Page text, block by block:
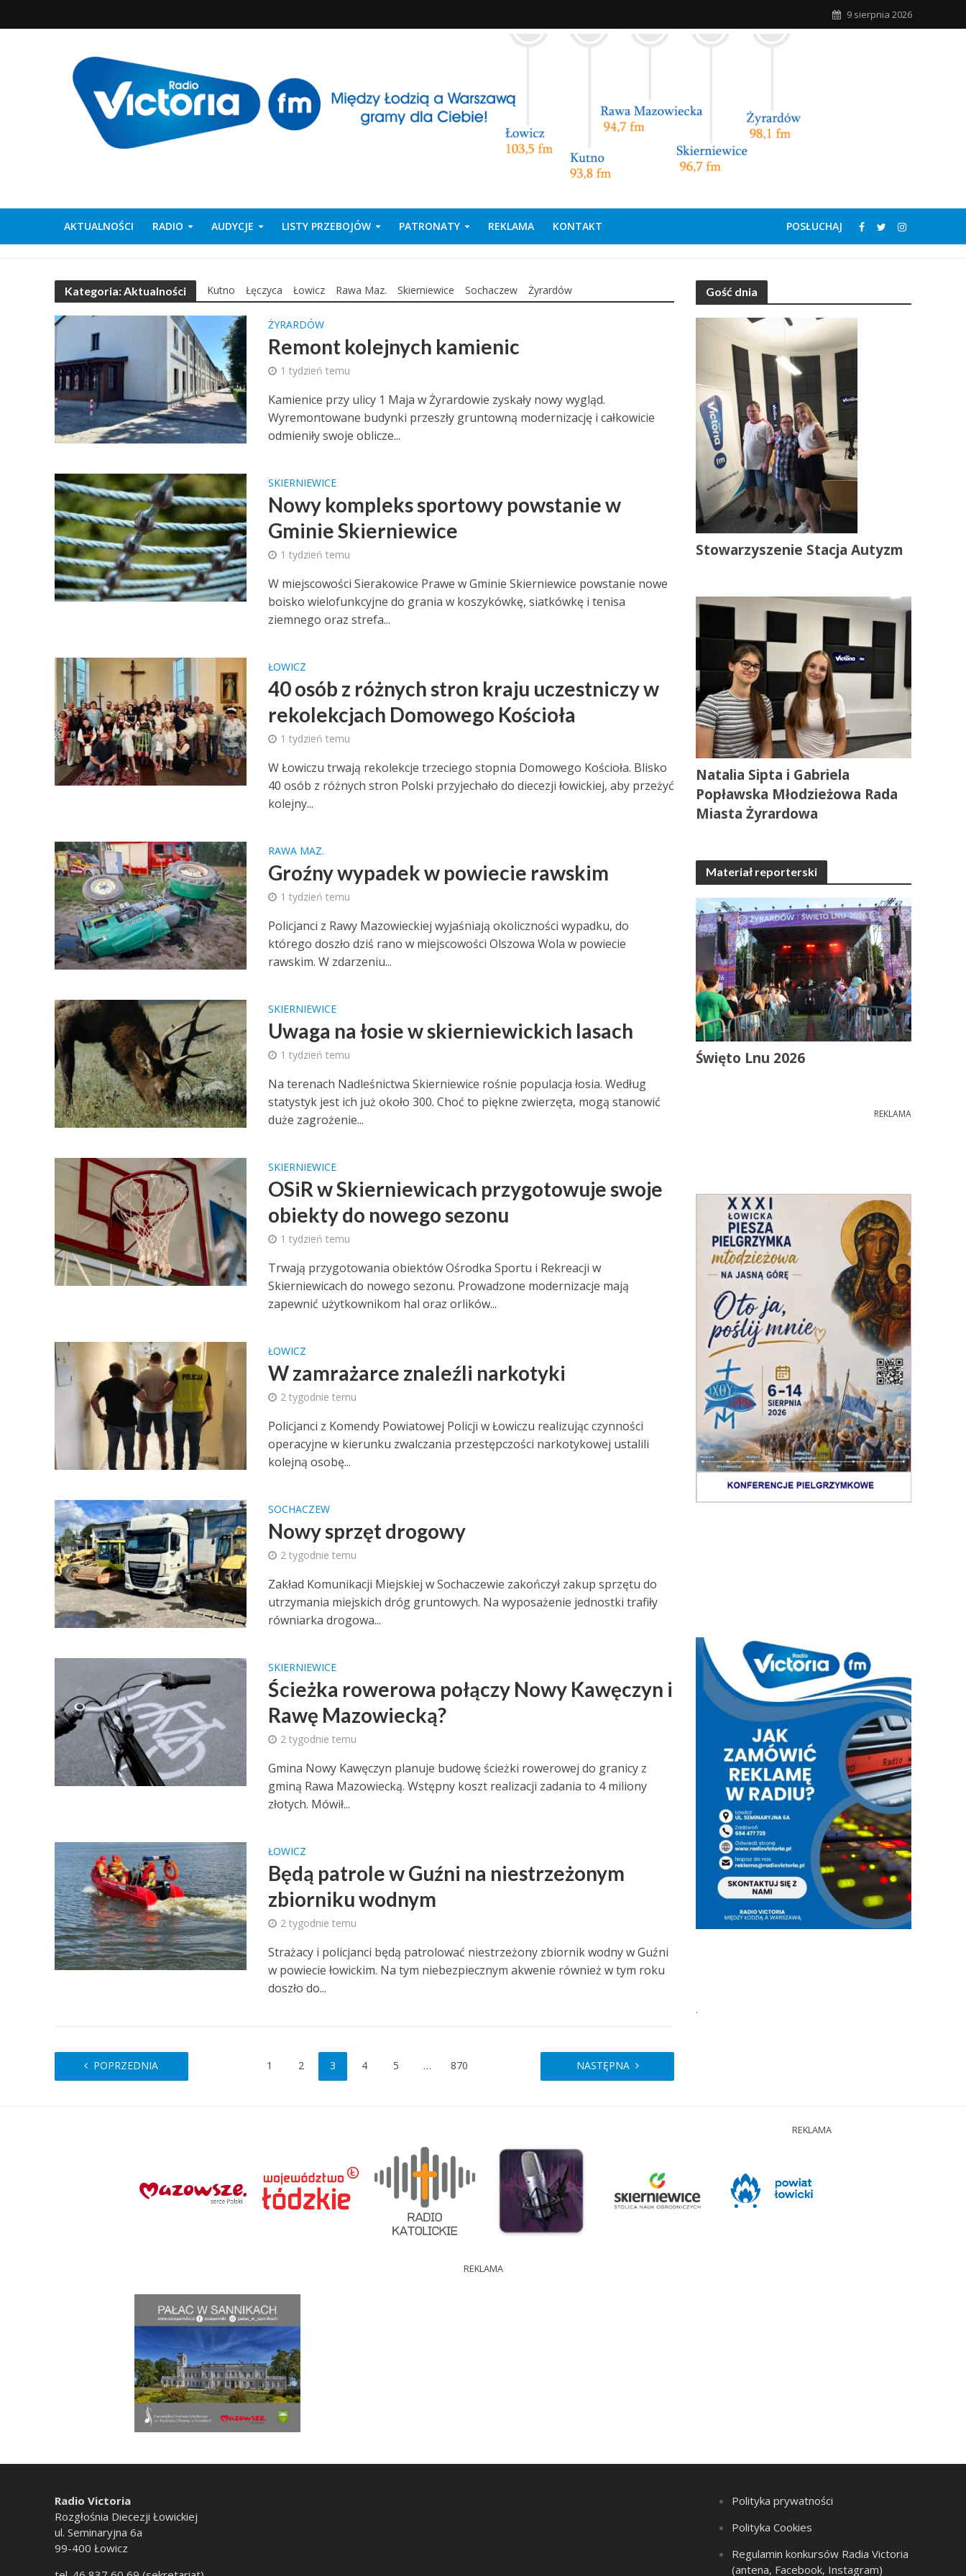
9 sierpnia 2026
AKTUALNOŚCI RADIO AUDYCJE LISTY PRZEBOJÓW PATRONATY REKLAMA KONTAKT POSŁUCHAJ
Kategoria: Aktualności Kutno Łęczyca Łowicz Rawa Maz. Skierniewice Sochaczew Żyrardów
ŻYRARDÓW
Remont kolejnych kamienic
1 tydzień temu
Kamienice przy ulicy 1 Maja w Żyrardowie zyskały nowy wygląd.
Wyremontowane budynki przeszły gruntowną modernizację i całkowicie
odmieniły swoje oblicze...
SKIERNIEWICE
Nowy kompleks sportowy powstanie w
Gminie Skierniewice
1 tydzień temu
W miejscowości Sierakowice Prawe w Gminie Skierniewice powstanie nowe
boisko wielofunkcyjne do grania w koszykówkę, siatkówkę i tenisa
ziemnego oraz strefa...
ŁOWICZ
40 osób z różnych stron kraju uczestniczy w
rekolekcjach Domowego Kościoła
1 tydzień temu
W Łowiczu trwają rekolekcje trzeciego stopnia Domowego Kościoła. Blisko
40 osób z różnych stron Polski przyjechało do diecezji łowickiej, aby przeżyć
kolejny...
RAWA MAZ.
Groźny wypadek w powiecie rawskim
1 tydzień temu
Policjanci z Rawy Mazowieckiej wyjaśniają okoliczności wypadku, do
którego doszło dziś rano w miejscowości Olszowa Wola w powiecie
rawskim. W zdarzeniu...
SKIERNIEWICE
Uwaga na łosie w skierniewickich lasach
1 tydzień temu
Na terenach Nadleśnictwa Skierniewice rośnie populacja łosia. Według
statystyk jest ich już około 300. Choć to piękne zwierzęta, mogą stanowić
duże zagrożenie...
SKIERNIEWICE
OSiR w Skierniewicach przygotowuje swoje
obiekty do nowego sezonu
1 tydzień temu
Trwają przygotowania obiektów Ośrodka Sportu i Rekreacji w
Skierniewicach do nowego sezonu. Prowadzone modernizacje mają
zapewnić użytkownikom hal oraz orlików...
ŁOWICZ
W zamrażarce znaleźli narkotyki
2 tygodnie temu
Policjanci z Komendy Powiatowej Policji w Łowiczu realizując czynności
operacyjne w kierunku zwalczania przestępczości narkotykowej ustalili
kolejną osobę...
SOCHACZEW
Nowy sprzęt drogowy
2 tygodnie temu
Zakład Komunikacji Miejskiej w Sochaczewie zakończył zakup sprzętu do
utrzymania miejskich dróg gruntowych. Na wyposażenie jednostki trafiły
równiarka drogowa...
SKIERNIEWICE
Ścieżka rowerowa połączy Nowy Kawęczyn i
Rawę Mazowiecką?
2 tygodnie temu
Gmina Nowy Kawęczyn planuje budowę ścieżki rowerowej do granicy z
gminą Rawa Mazowiecką. Wstępny koszt realizacji zadania to 4 miliony
złotych. Mówił...
ŁOWICZ
Będą patrole w Guźni na niestrzeżonym
zbiorniku wodnym
2 tygodnie temu
Strażacy i policjanci będą patrolować niestrzeżony zbiornik wodny w Guźni
w powiecie łowickim. Na tym niebezpiecznym akwenie również w tym roku
doszło do...
POPRZEDNIA 1 2 3 4 5 … 870 NASTĘPNA
Gość dnia
Stowarzyszenie Stacja Autyzm
Natalia Sipta i Gabriela
Popławska Młodzieżowa Rada
Miasta Żyrardowa
Materiał reporterski
Święto Lnu 2026
REKLAMA
.
REKLAMA
REKLAMA
Radio Victoria
Rozgłośnia Diecezji Łowickiej
ul. Seminaryjna 6a
99-400 Łowicz
Polityka prywatności
Polityka Cookies
Regulamin konkursów Radia Victoria
(antena, Facebook, Instagram)